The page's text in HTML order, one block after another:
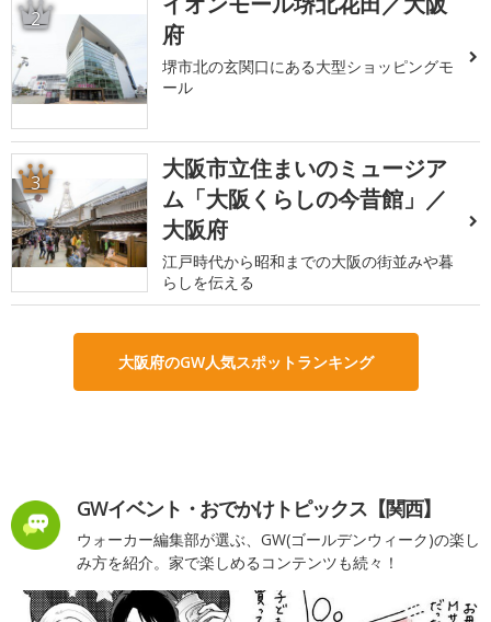
2
府
堺市北の玄関口にある大型ショッピングモ
ール
3
大阪市立住まいのミュージア
ム「大阪くらしの今昔館」／
大阪府
江戸時代から昭和までの大阪の街並みや暮
らしを伝える
大阪府のGW人気スポットランキング
GWイベント・おでかけトピックス【関西】
ウォーカー編集部が選ぶ、GW(ゴールデンウィーク)の楽し
み方を紹介。家で楽しめるコンテンツも続々！